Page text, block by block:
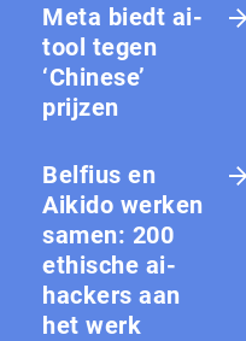
Meta biedt ai-
tool tegen
‘Chinese’
prijzen
Belfius en
Aikido werken
samen: 200
ethische ai-
hackers aan
het werk